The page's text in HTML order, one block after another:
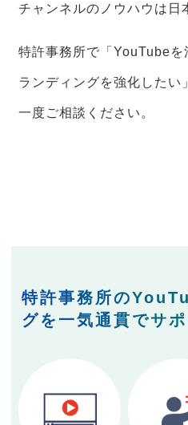
チャンネルのノウハウは日
特許事務所で「YouTube
ランディングを強化したい
一度ご相談ください。
特許事務所の
グを一気通貫でサポ